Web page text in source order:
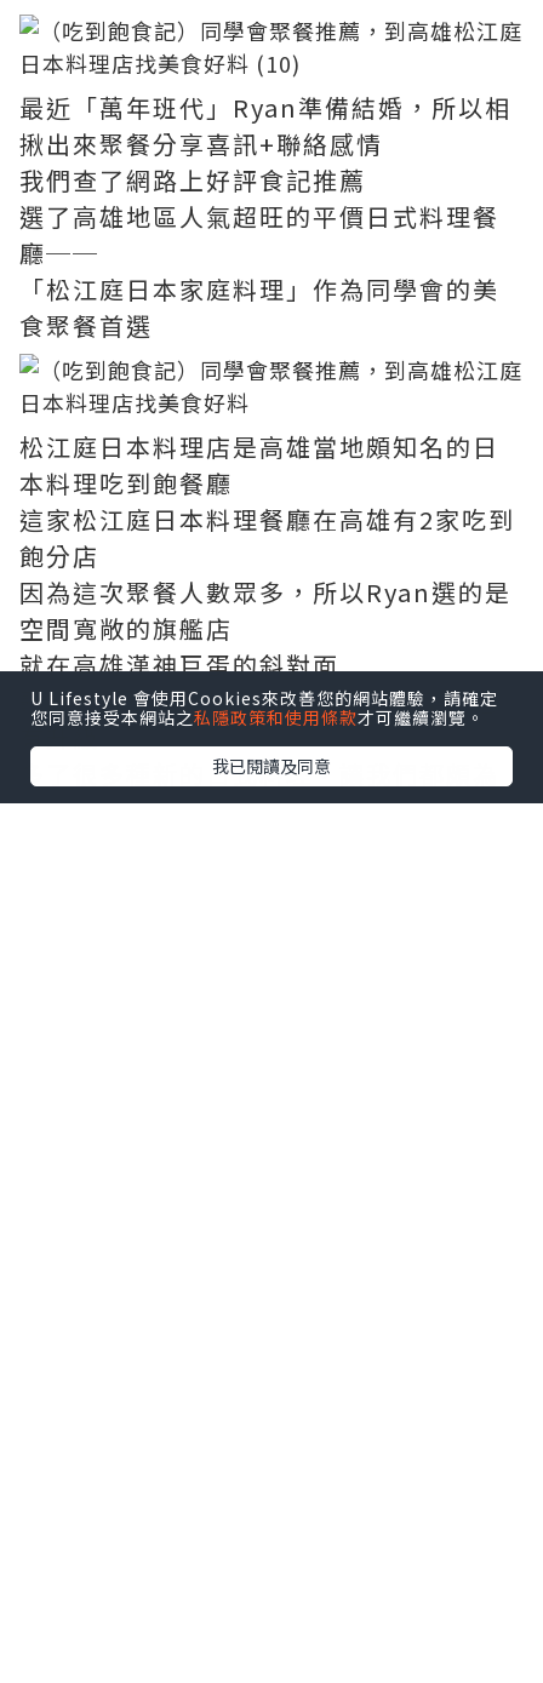
最近「萬年班代」Ryan準備結婚，所以相
揪出來聚餐分享喜訊+聯絡感情
我們查了網路上好評食記推薦
選了高雄地區人氣超旺的平價日式料理餐
廳──
「松江庭日本家庭料理」作為同學會的美
食聚餐首選
松江庭日本料理店是高雄當地頗知名的日
本料理吃到飽餐廳
這家松江庭日本料理餐廳在高雄有2家吃到
飽分店
因為這次聚餐人數眾多，所以Ryan選的是
空間寬敞的旗艦店
就在高雄漢神巨蛋的斜對面
聽說最近松江庭日本料理的吃到飽菜色也
有升級
多了很多種新的日式料理，讓我們都頗為
期待
U Lifestyle 會使用Cookies來改善您的網站體驗，請確定
您同意接受本網站之私隱政策和使用條款才可繼續瀏覽。
我已閱讀及同意